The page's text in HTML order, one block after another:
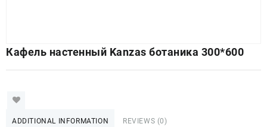
Кафель настенный Kanzas ботаника 300*600
ADDITIONAL INFORMATION REVIEWS (0)